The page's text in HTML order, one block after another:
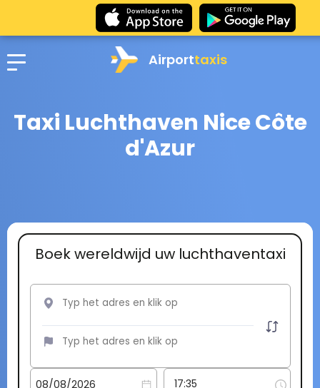
Airporttaxis
Taxi Luchthaven Nice Côte
d'Azur
Boek wereldwijd uw luchthaventaxi